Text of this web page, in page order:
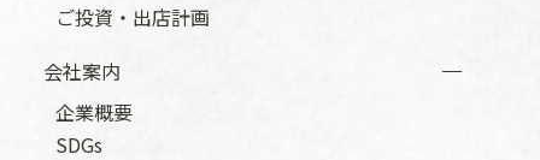
ご投資・出店計画
会社案内
企業概要
SDGs